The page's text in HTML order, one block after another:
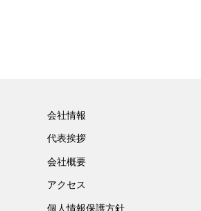
会社情報
代表挨拶
会社概要
アクセス
個人情報保護方針